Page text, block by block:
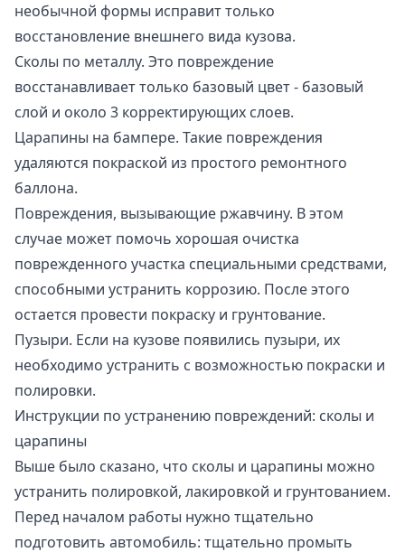
необычной формы исправит только
восстановление внешнего вида кузова.
Сколы по металлу. Это повреждение
восстанавливает только базовый цвет - базовый
слой и около 3 корректирующих слоев.
Царапины на бампере. Такие повреждения
удаляются покраской из простого ремонтного
баллона.
Повреждения, вызывающие ржавчину. В этом
случае может помочь хорошая очистка
поврежденного участка специальными средствами,
способными устранить коррозию. После этого
остается провести покраску и грунтование.
Пузыри. Если на кузове появились пузыри, их
необходимо устранить с возможностью покраски и
полировки.
Инструкции по устранению повреждений: сколы и
царапины
Выше было сказано, что сколы и царапины можно
устранить полировкой, лакировкой и грунтованием.
Перед началом работы нужно тщательно
подготовить автомобиль: тщательно промыть